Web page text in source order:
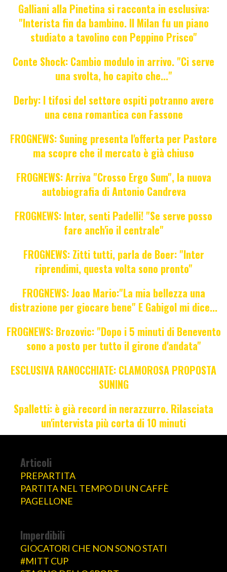
Galliani alla Pinetina si racconta in esclusiva:
"Interista fin da bambino. Il Milan fu un piano
studiato a tavolino con Peppino Prisco"
Conte Shock: Cambio modulo in arrivo. "Ci serve
una svolta, ho capito che..."
Derby: I tifosi del settore ospiti potranno avere
una cena romantica con Fassone
FROGNEWS: Suning presenta l'offerta per Pastore
ma scopre che il mercato è già chiuso
FROGNEWS: Arriva "Crosso Ergo Sum", la nuova
autobiografia di Antonio Candreva
FROGNEWS: Inter, senti Padelli! "Se serve posso
fare anch'io il centrale"
FROGNEWS: Zitti tutti, parla de Boer: "Inter
riprendimi, questa volta sono pronto"
FROGNEWS: Joao Mario:"La mia bellezza una
distrazione per giocare bene" E Gabigol mi dice...
FROGNEWS: Brozovic: "Dopo i 5 minuti di Benevento
sono a posto per tutto il girone d'andata"
ESCLUSIVA RANOCCHIATE: CLAMOROSA PROPOSTA
SUNING
Spalletti: è già record in nerazzurro. Rilasciata
un'intervista più corta di 10 minuti
Articoli
PREPARTITA
PARTITA NEL TEMPO DI UN CAFFÈ
PAGELLONE
Imperdibili
GIOCATORI CHE NON SONO STATI
#MITT CUP